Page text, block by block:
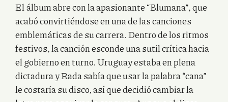
El álbum abre con la apasionante “Blumana”, que
acabó convirtiéndose en una de las canciones
emblemáticas de su carrera. Dentro de los ritmos
festivos, la canción esconde una sutil crítica hacia
el gobierno en turno. Uruguay estaba en plena
dictadura y Rada sabía que usar la palabra “cana”
le costaría su disco, así que decidió cambiar la